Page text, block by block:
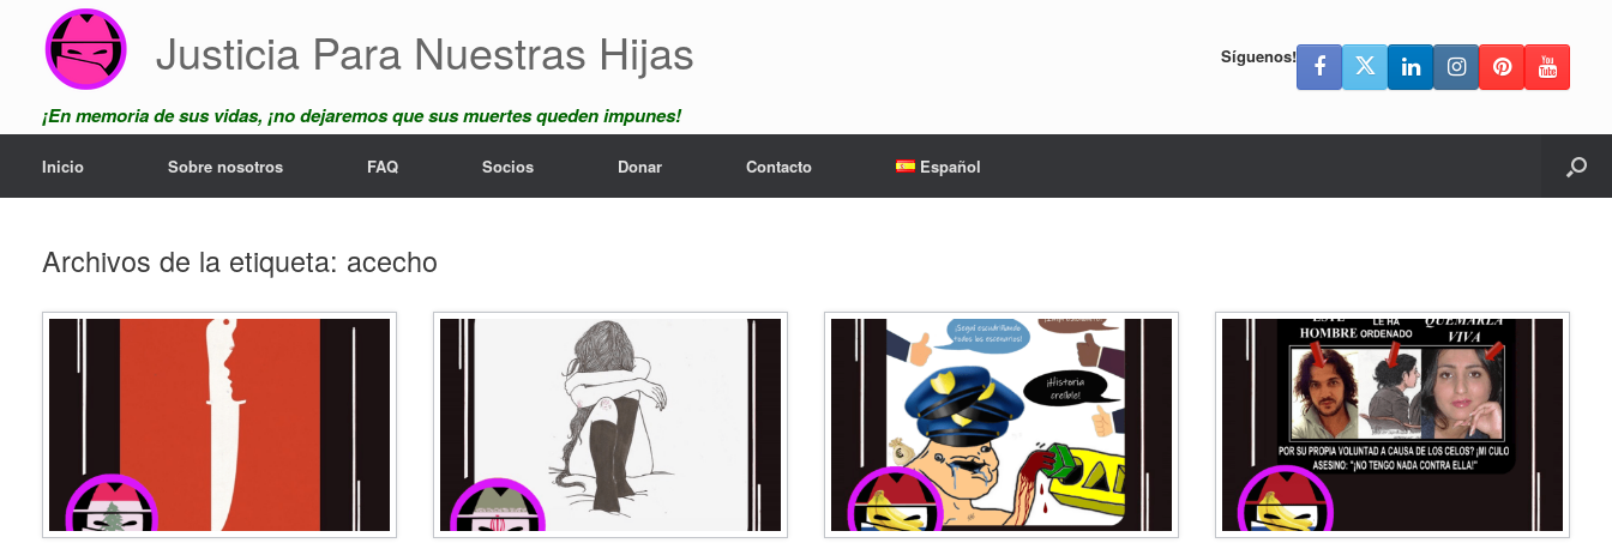
contenido
Justicia Para Nuestras Hijas
¡En memoria de sus vidas, ¡no dejaremos que sus muertes queden impunes!
Síguenos!
Inicio Sobre nosotros FAQ Socios Donar Contacto Español
Archivos de la etiqueta: acecho